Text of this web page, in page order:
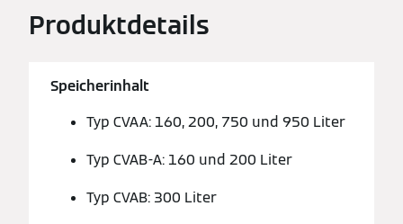
Produktdetails
Speicherinhalt
Typ CVAA: 160, 200, 750 und 950 Liter
Typ CVAB-A: 160 und 200 Liter
Typ CVAB: 300 Liter